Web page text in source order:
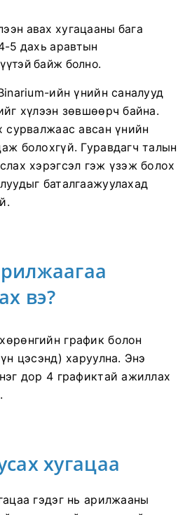
авах хугацааны бага
5 дахь аравтын
байж болно.
ийн үнийн саналууд
хүлээн зөвшөөрч байна.
сурвалжаас авсан үнийн
болохгүй. Гуравдагч талын
хэрэгсэл гэж үзэж болох
баталгаажуулахад
вэ?
график болон
цэсэнд) харуулна. Энэ
дор 4 графиктай ажиллах
хугацаа
гэдэг нь арилжааны